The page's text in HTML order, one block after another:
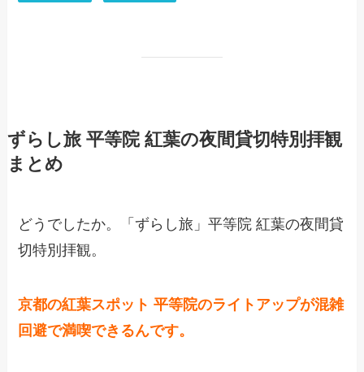
ずらし旅 平等院 紅葉の夜間貸切特別拝観
まとめ
どうでしたか。「ずらし旅」平等院 紅葉の夜間貸
切特別拝観。
京都の紅葉スポット 平等院のライトアップが混雑
回避で満喫できるんです。